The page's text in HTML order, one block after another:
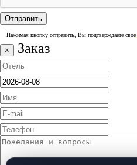
Нажимая кнопку отправить, Вы подтверждаете свое
× Заказ